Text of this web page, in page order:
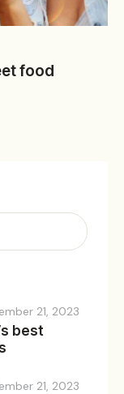
food
21, 2023
best
21, 2023